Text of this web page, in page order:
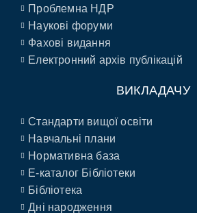
Проблемна НДР
Наукові форуми
Фахові видання
Електронний архів публікацій
ВИКЛАДАЧУ
Стандарти вищої освіти
Навчальні плани
Нормативна база
E-каталог Бібліотеки
Бібліотека
Дні народження